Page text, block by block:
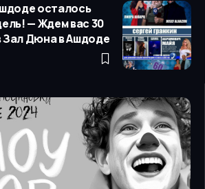
осталось
— Ждем вас 30
Зал Дюна в Ашдоде